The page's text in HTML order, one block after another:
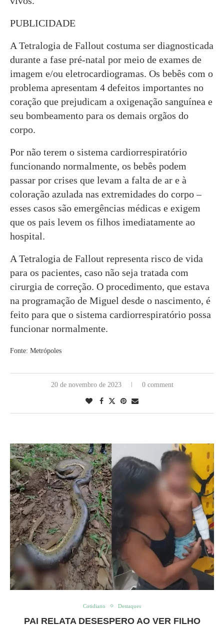
PUBLICIDADE
A Tetralogia de Fallout costuma ser diagnosticada
durante a fase pré-natal por meio de exames de
imagem e/ou eletrocardiogramas. Os bebês com o
problema apresentam 4 defeitos importantes no
coração que prejudicam a oxigenação sanguínea e
seu bombeamento para os demais orgãos do
corpo.
Por não terem o sistema cardiorrespiratório
funcionando normalmente, os bebês podem
passar por crises que levam a falta de ar e à
coloração azulada nas extremidades do corpo –
esses casos são emergências médicas e exigem
que os pais levem os filhos imediatamente ao
hospital.
A Tetralogia de Fallout representa risco de vida
para os pacientes, caso não seja tratada com
cirurgia de correção. O procedimento, que estava
na programação de Miguel desde o nascimento, é
feito para que o sistema cardiorrespiratório possa
funcionar normalmente.
Fonte: Metrópoles
20 de novembro de 2023 0 comment
Cotidiano Destaques
PAI RELATA DESESPERO AO VER FILHO